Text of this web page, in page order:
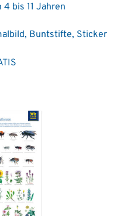
bis 11 Jahren
Buntstifte, Sticker